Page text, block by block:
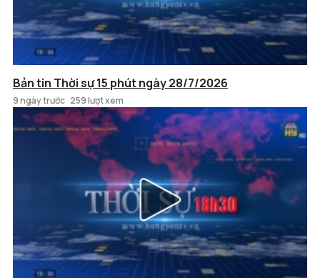
Bản tin Thời sự 15 phút ngày 28/7/2026
9 ngày trước 259 lượt xem